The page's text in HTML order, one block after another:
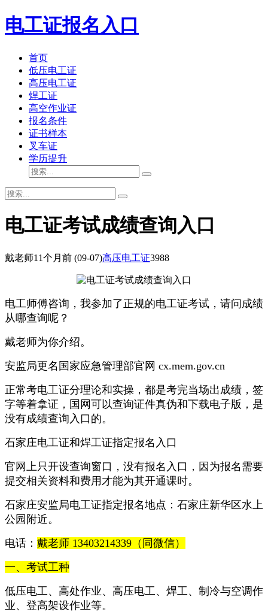
电工证报名入口
首页
低压电工证
高压电工证
焊工证
高空作业证
报名条件
证书样本
叉车证
学历提升
电工证考试成绩查询入口
戴老师11个月前 (09-07)高压电工证3988
电工师傅咨询，我参加了正规的电工证考试，请问成绩
从哪查询呢？
戴老师为你介绍。
安监局更名国家应急管理部官网 cx.mem.gov.cn
正常考电工证分理论和实操，都是考完当场出成绩，签
字等着拿证，国网可以查询证件真伪和下载电子版，是
没有成绩查询入口的。
石家庄电工证和焊工证指定报名入口
官网上只开设查询窗口，没有报名入口，因为报名需要
提交相关资料和费用才能为其开通课时。
石家庄安监局电工证指定报名地点：石家庄新华区水上
公园附近。
电话： 戴老师 13403214339（同微信）
一、考试工种
低压电工、高处作业、高压电工、焊工、制冷与空调作
业、登高架设作业等。